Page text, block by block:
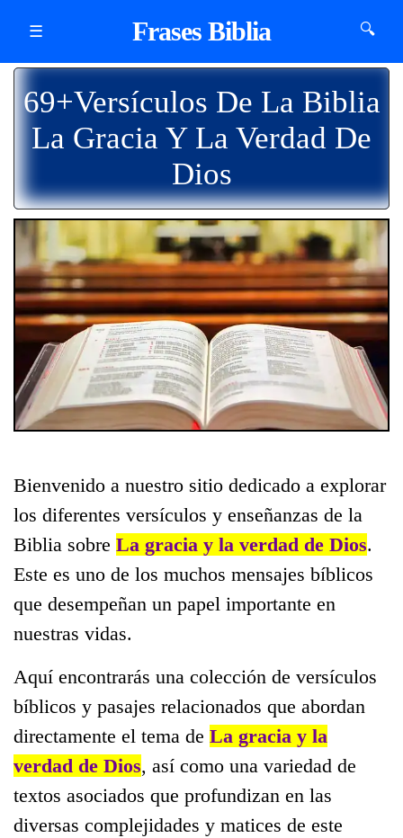
☰ Frases Biblia 🔍
69+Versículos De La Biblia
La Gracia Y La Verdad De
Dios
Bienvenido a nuestro sitio dedicado a explorar
los diferentes versículos y enseñanzas de la
Biblia sobre La gracia y la verdad de Dios.
Este es uno de los muchos mensajes bíblicos
que desempeñan un papel importante en
nuestras vidas.
Aquí encontrarás una colección de versículos
bíblicos y pasajes relacionados que abordan
directamente el tema de La gracia y la
verdad de Dios, así como una variedad de
textos asociados que profundizan en las
diversas complejidades y matices de este